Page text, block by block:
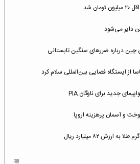
شد
دایر می‌شود
درباره ضررهای سنگین تابستانی
از ایستگاه فضایی بین‌المللی سلام کرد
و آسمان پرهزینه اروپا